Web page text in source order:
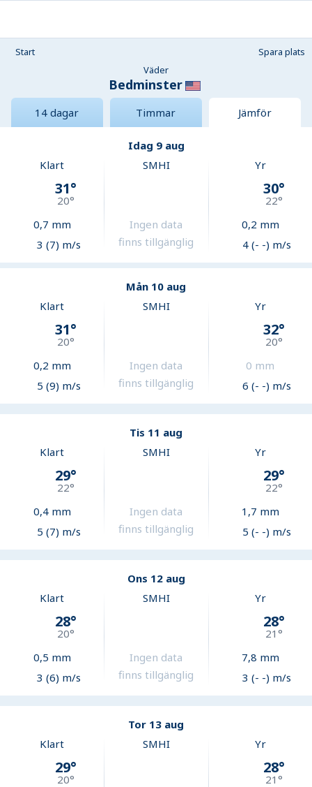
Start
Spara plats
Väder
Bedminster
14 dagar Timmar Jämför
Idag 9 aug
Klart
31°
20°
0,7 mm
3 (7) m/s
SMHI
Ingen data
finns tillgänglig
Yr
30°
22°
0,2 mm
4 (- -) m/s
Mån 10 aug
Klart
31°
20°
0,2 mm
5 (9) m/s
SMHI
Ingen data
finns tillgänglig
Yr
32°
20°
0 mm
6 (- -) m/s
Tis 11 aug
Klart
29°
22°
0,4mm
5 (7) m/s
SMHI
Ingen data
finns tillgänglig
Yr
29°
22°
1,7 mm
5 (- -) m/s
Ons 12 aug
Klart
28°
20°
0,5 mm
3 (6) m/s
SMHI
Ingen data
finns tillgänglig
Yr
28°
21°
7,8 mm
3 (- -) m/s
Tor 13 aug
Klart
29°
20°
SMHI Yr
28°
21°